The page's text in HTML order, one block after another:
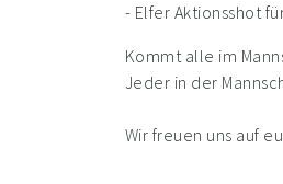
- Elfer Aktionsshot
Kommt alle im
Jeder in der
Wir freuen uns auf